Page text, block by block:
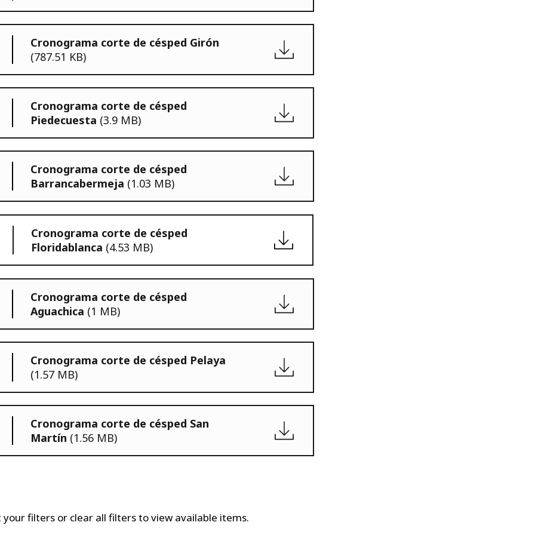
Cronograma corte de césped Girón
(787.51 KB)
Cronograma corte de césped
Piedecuesta (3.9 MB)
Cronograma corte de césped
Barrancabermeja (1.03 MB)
Cronograma corte de césped
Floridablanca (4.53 MB)
Cronograma corte de césped
Aguachica (1 MB)
Cronograma corte de césped Pelaya
(1.57 MB)
Cronograma corte de césped San
Martín (1.56 MB)
filters or clear all filters to view available items.